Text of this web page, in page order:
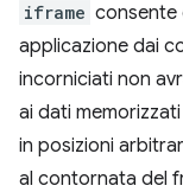
iframe consente
applicazione dai
incorniciati non
ai dati
in posizioni
al contornata del